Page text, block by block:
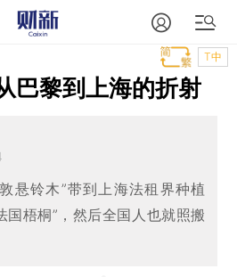
T中
巴黎到上海的折射
悬铃木”带到上海法租界种植
国梧桐”，然后全国人也就照搬